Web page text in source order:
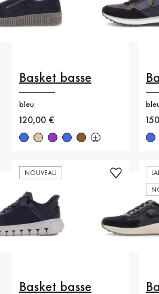
Basket basse
bleu
Nouveau prix
120,00 €
NOUVEAU
Basket basse